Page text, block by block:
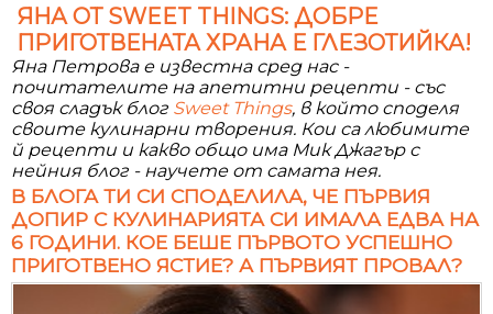
ЯНА ОТ SWEET THINGS: ДОБРЕ
ПРИГОТВЕНАТА ХРАНА Е ГЛЕЗОТИЙКА!
Яна Петрова е известна сред нас -
почитателите на апетитни рецепти - със
своя сладък блог Sweet Things, в който споделя
своите кулинарни творения. Кои са любимите
й рецепти и какво общо има Мик Джагър с
нейния блог - научете от самата нея.
В БЛОГА ТИ СИ СПОДЕЛИЛА, ЧЕ ПЪРВИЯ
ДОПИР С КУЛИНАРИЯТА СИ ИМАЛА ЕДВА НА
6 ГОДИНИ. КОЕ БЕШЕ ПЪРВОТО УСПЕШНО
ПРИГОТВЕНО ЯСТИЕ? А ПЪРВИЯТ ПРОВАЛ?